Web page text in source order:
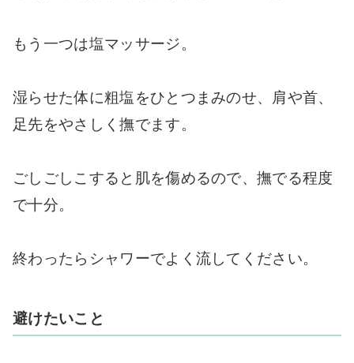
もう一つは塩マッサージ。
湿らせた体に粗塩をひとつまみのせ、肩や首、
足先をやさしく撫でます。
ごしごしこすると肌を傷めるので、撫でる程度
で十分。
終わったらシャワーでよく流してください。
避けたいこと